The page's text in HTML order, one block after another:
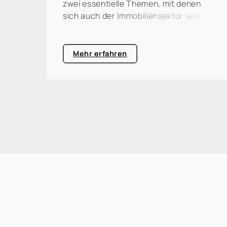
zwei essentielle Themen, mit denen
sich auch der Immobiliensektor seit
Umweltprogramm der Vereinten
Nationen (UNEP) ist die Bau- und
Mehr erfahren